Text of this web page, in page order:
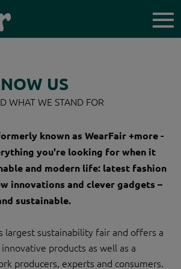
US
WHAT WE STAND FOR
known as WearFair +more -
you're looking for when it
and modern life: latest fashion
innovations and clever gadgets –
sustainable.
largest sustainability fair and offers a
products as well as a
producers, experts and consumers.